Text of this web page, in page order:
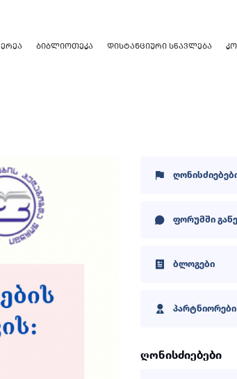
ᲑᲘᲑᲚᲘᲝᲗᲔᲙᲐ ᲓᲘᲡᲢᲐᲜᲪᲘᲣᲠᲘ ᲡᲬᲐᲕᲚᲔᲑᲐ
ფორუმში
ბლოგები
პარტნიორები
ღონისძიებები